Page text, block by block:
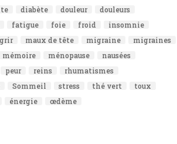
diabète douleur
douleurs
fatigue foie froid
insomnie
maux de tête migraine
migraines
mémoire ménopause
nausées
peur reins
rhumatismes
Sommeil stress thé vert
toux
énergie œdème